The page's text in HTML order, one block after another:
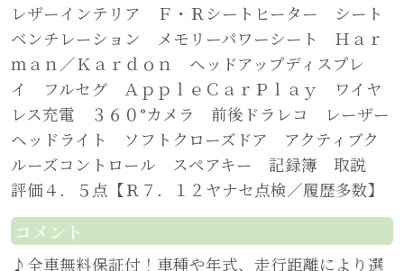
レザーインテリア Ｆ・Ｒシートヒーター シート
ベンチレーション メモリーパワーシート Ｈａｒ
ｍａｎ／Ｋａｒｄｏｎ ヘッドアップディスプレ
イ フルセグ ＡｐｐｌｅＣａｒＰｌａｙ ワイヤ
レス充電 ３６０°カメラ 前後ドラレコ レーザー
ヘッドライト ソフトクローズドア アクティブク
ルーズコントロール スペアキー 記録簿 取説
評価４．５点【Ｒ７．１２ヤナセ点検／履歴多数】
コメント
♪全車無料保証付！車種や年式、走行距離により選